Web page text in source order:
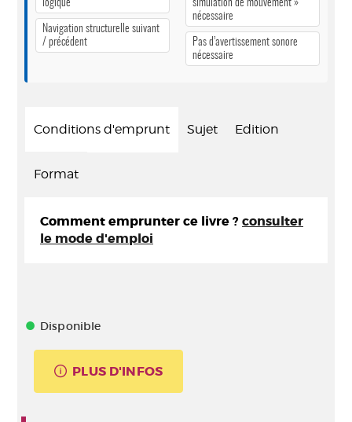
logique
Navigation structurelle suivant
/ précédent
simulation de mouvement »
nécessaire
Pas d’avertissement sonore
nécessaire
Conditions d'emprunt Sujet Edition
Format
Comment emprunter ce livre ? consulter
le mode d'emploi
Disponible
PLUS D'INFOS